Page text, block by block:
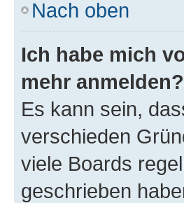
Nach oben
Ich habe mich
mehr
Es kann sein,
verschieden
viele Boards
geschrieben